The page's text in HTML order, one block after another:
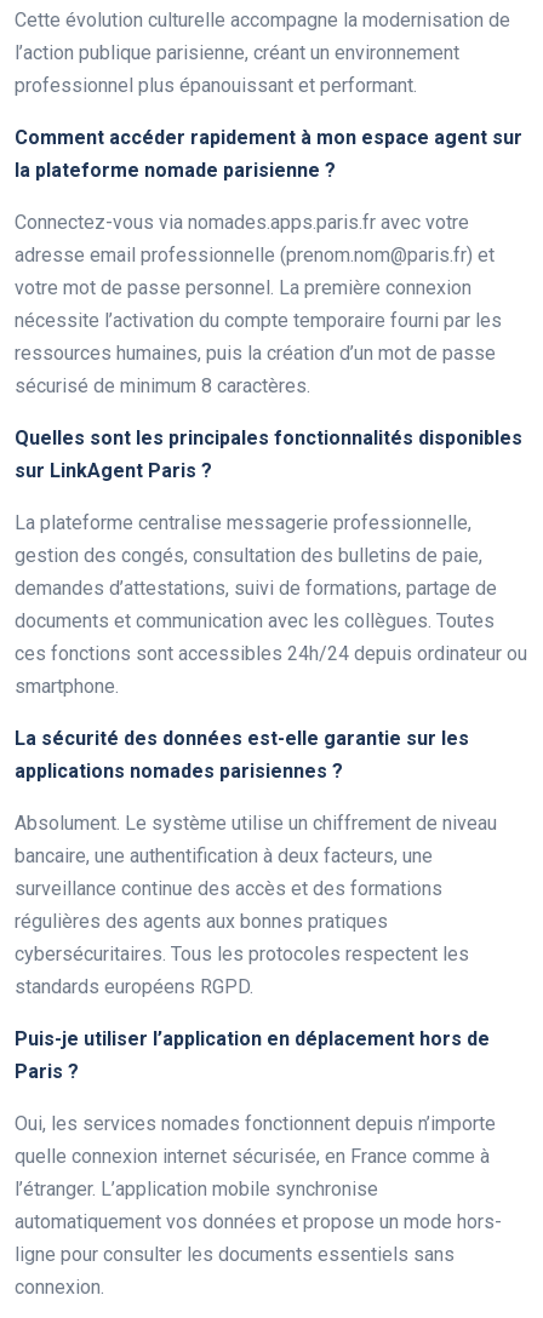
Cette évolution culturelle accompagne la modernisation de
l’action publique parisienne, créant un environnement
professionnel plus épanouissant et performant.
Comment accéder rapidement à mon espace agent sur
la plateforme nomade parisienne ?
Connectez-vous via nomades.apps.paris.fr avec votre
adresse email professionnelle (prenom.nom@paris.fr) et
votre mot de passe personnel. La première connexion
nécessite l’activation du compte temporaire fourni par les
ressources humaines, puis la création d’un mot de passe
sécurisé de minimum 8 caractères.
Quelles sont les principales fonctionnalités disponibles
sur LinkAgent Paris ?
La plateforme centralise messagerie professionnelle,
gestion des congés, consultation des bulletins de paie,
demandes d’attestations, suivi de formations, partage de
documents et communication avec les collègues. Toutes
ces fonctions sont accessibles 24h/24 depuis ordinateur ou
smartphone.
La sécurité des données est-elle garantie sur les
applications nomades parisiennes ?
Absolument. Le système utilise un chiffrement de niveau
bancaire, une authentification à deux facteurs, une
surveillance continue des accès et des formations
régulières des agents aux bonnes pratiques
cybersécuritaires. Tous les protocoles respectent les
standards européens RGPD.
Puis-je utiliser l’application en déplacement hors de
Paris ?
Oui, les services nomades fonctionnent depuis n’importe
quelle connexion internet sécurisée, en France comme à
l’étranger. L’application mobile synchronise
automatiquement vos données et propose un mode hors-
ligne pour consulter les documents essentiels sans
connexion.